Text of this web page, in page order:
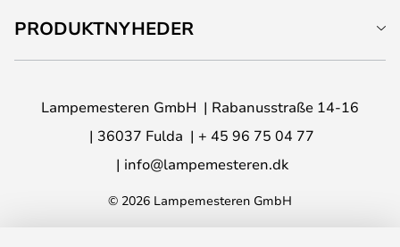
PRODUKTNYHEDER
Lampemesteren GmbH
Rabanusstraße 14-16
36037 Fulda
+ 45 96 75 04 77
info@lampemesteren.dk
© 2026 Lampemesteren GmbH